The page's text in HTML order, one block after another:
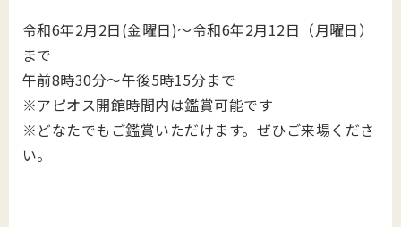
令和6年2月2日(金曜日)～令和6年2月12日（月曜日）
まで
午前8時30分～午後5時15分まで
※アピオス開館時間内は鑑賞可能です
※どなたでもご鑑賞いただけます。ぜひご来場くださ
い。